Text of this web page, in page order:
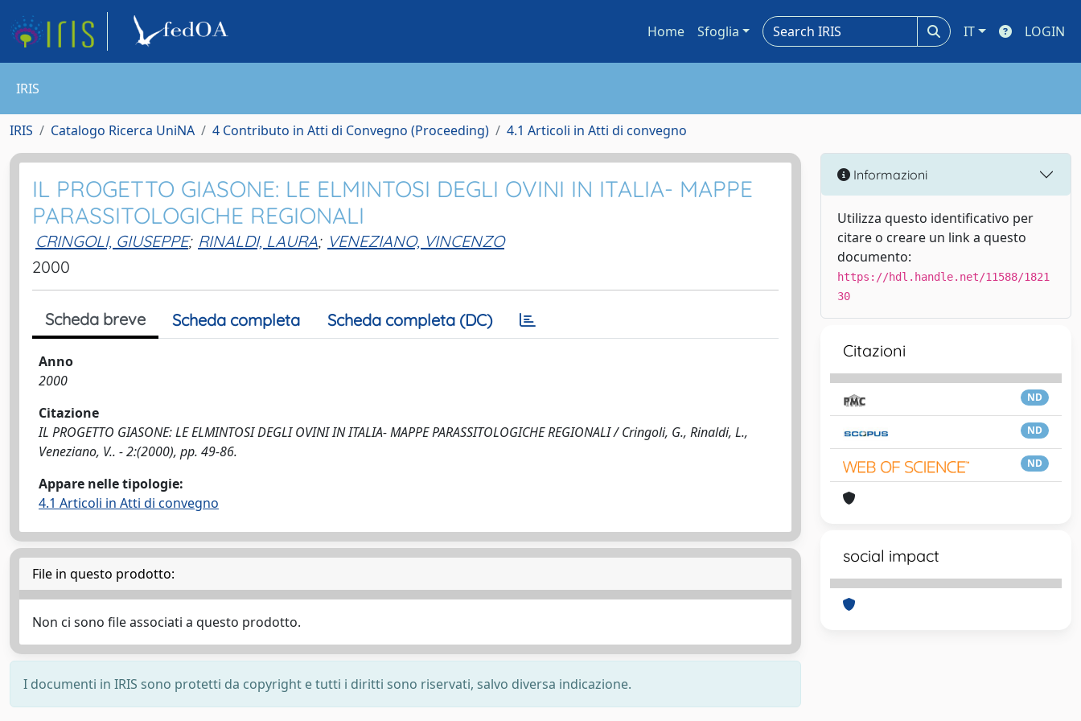
Home Sfoglia IT LOGIN
IRIS
IRIS Catalogo Ricerca UniNA 4 Contributo in Atti di Convegno (Proceeding) 4.1 Articoli in Atti di convegno
IL PROGETTO GIASONE: LE ELMINTOSI DEGLI OVINI IN ITALIA- MAPPE
PARASSITOLOGICHE REGIONALI
CRINGOLI, GIUSEPPE; RINALDI, LAURA; VENEZIANO, VINCENZO
2000
Scheda breve Scheda completa Scheda completa (DC)
Anno
2000
Citazione
IL PROGETTO GIASONE: LE ELMINTOSI DEGLI OVINI IN ITALIA- MAPPE PARASSITOLOGICHE REGIONALI / Cringoli, G., Rinaldi, L.,
Veneziano, V.. - 2:(2000), pp. 49-86.
Appare nelle tipologie:
4.1 Articoli in Atti di convegno
File in questo prodotto:
Non ci sono file associati a questo prodotto.
I documenti in IRIS sono protetti da copyright e tutti i diritti sono riservati, salvo diversa indicazione.
Informazioni
Utilizza questo identificativo per
citare o creare un link a questo
documento:
https://hdl.handle.net/11588/1821
30
Citazioni
ND
ND
ND
social impact